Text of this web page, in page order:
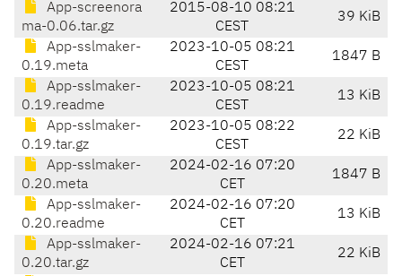
App-screenora
ma-0.06.tar.gz
2015-08-10 08:21
CEST
39 KiB
App-sslmaker-
0.19.meta
2023-10-05 08:21
CEST
1847 B
App-sslmaker-
0.19.readme
2023-10-05 08:21
CEST
13 KiB
App-sslmaker-
0.19.tar.gz
2023-10-05 08:22
CEST
22 KiB
App-sslmaker-
0.20.meta
2024-02-16 07:20
CET
1847 B
App-sslmaker-
0.20.readme
2024-02-16 07:20
CET
13 KiB
App-sslmaker-
0.20.tar.gz
2024-02-16 07:21
CET
22 KiB